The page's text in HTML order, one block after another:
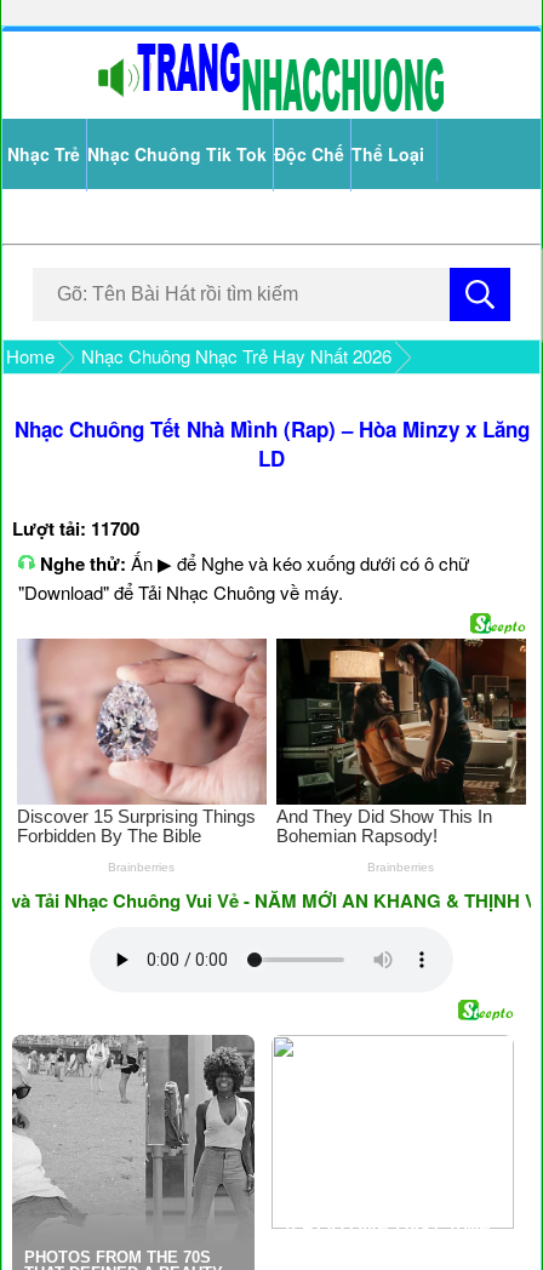
Nhạc Trẻ Nhạc Chuông Tik Tok Độc Chế Thể Loại
Home Nhạc Chuông Nhạc Trẻ Hay Nhất 2026
Nhạc Chuông Tết Nhà Mình (Rap) – Hòa Minzy x Lăng
LD
Lượt tải: 11700
Nghe thử: Ấn ▶ để Nghe và kéo xuống dưới có ô chữ
"Download" để Tải Nhạc Chuông về máy.
Nhạc Chuông Vui Vẻ - NĂM MỚI AN KHANG & THỊNH